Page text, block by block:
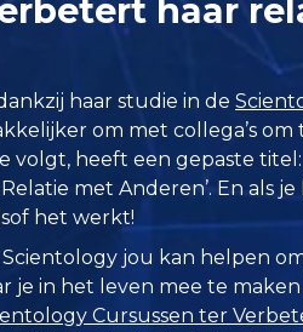
haar
haar studie in de
om met collega’s om
volgt, heeft een gepaste titel:
met Anderen’. En als je
het werkt!
jou kan helpen
je in het leven mee te
Cursussen ter